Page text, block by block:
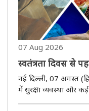
07 Aug 2026
स्वतंत्रता दिवस से
अगस्त तक लग
नई दिल्ली, 07 अगस्त
में सुरक्षा व्यवस्था और